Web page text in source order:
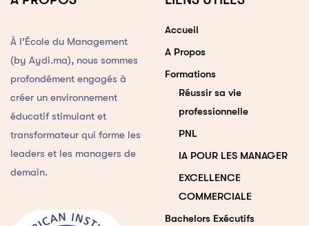
À l’École du Management
(by Aydi.ma), nous sommes
profondément engagés à
créer un environnement
éducatif stimulant et
transformateur qui forme les
leaders et les managers de
demain.
Accueil
A Propos
Formations
Réussir sa vie
professionnelle
PNL
IA POUR LES MANAGER
EXCELLENCE
COMMERCIALE
Bachelors Exécutifs